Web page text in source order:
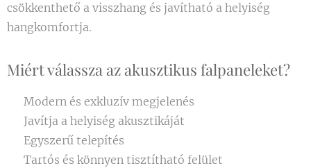
nagyobb
nek
mozgatá
csökkenthető a visszhang és javítható a helyiség
hangkomfortja.
Miért válassza az akusztikus falpaneleket?
✔ Modern és exkluzív megjelenés
✔ Javítja a helyiség akusztikáját
✔ Egyszerű telepítés
✔ Tartós és könnyen tisztítható felület